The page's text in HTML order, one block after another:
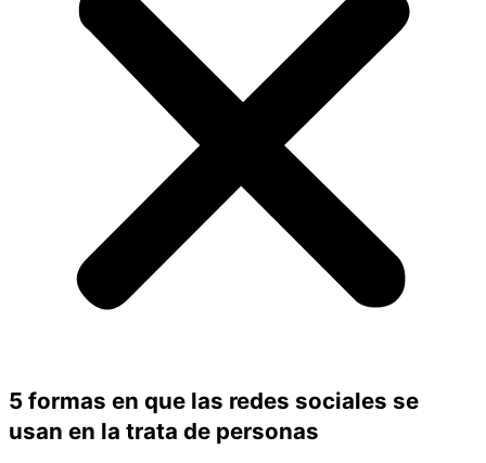
5 formas en que las redes sociales se
usan en la trata de personas